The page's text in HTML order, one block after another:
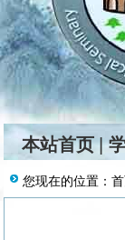
本站首页 |
您现在的位置：